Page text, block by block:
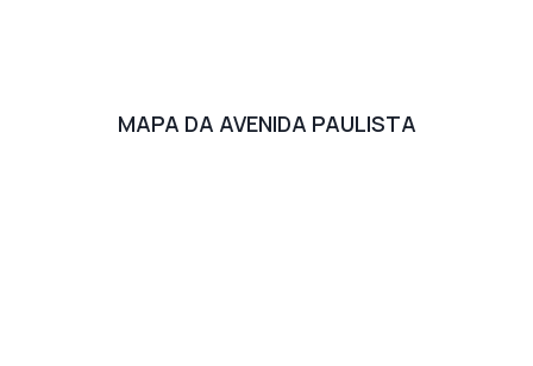
MAPA DA AVENIDA PAULISTA